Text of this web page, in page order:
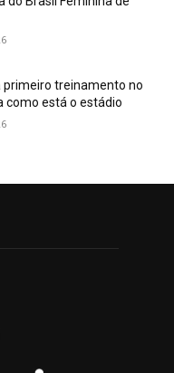
primeiro treinamento no
como está o estádio